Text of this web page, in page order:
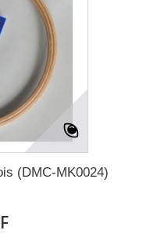
(DMC-MK0024)